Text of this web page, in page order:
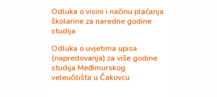
Odluka o visini i načinu plaćanja
školarine za naredne godine
studija
Odluka o uvjetima upisa
(napredovanja) za više godine
studija Međimurskog
veleučilišta u Čakovcu